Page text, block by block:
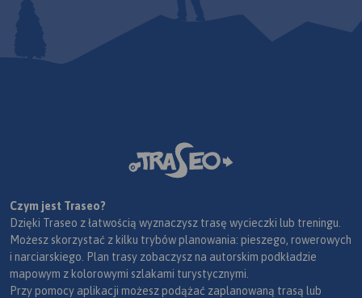
Czym jest Traseo?
Dzięki Traseo z łatwością wyznaczysz trasę wycieczki lub treningu.
Możesz skorzystać z kilku trybów planowania: pieszego, rowerowych
i narciarskiego. Plan trasy zobaczysz na autorskim podkładzie
mapowym z kolorowymi szlakami turystycznymi.
Przy pomocy aplikacji możesz podążać zaplanowaną trasą lub